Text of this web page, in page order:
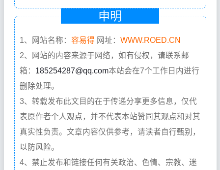
申明
1、网站名称： 容易得 网址： WWW.ROED.CN
2、网站的内容来源于网络，如有侵权，请联系邮
箱： 185254287@qq.com本站会在7个工作日内进行
删除处理。
3、转载发布此文目的在于传递分享更多信息，仅代
表原作者个人观点，并不代表本站赞同其观点和对其
真实性负责。文章内容仅供参考，请读者自行甄别，
以防风险。
4、禁止发布和链接任何有关政治、色情、宗教、迷